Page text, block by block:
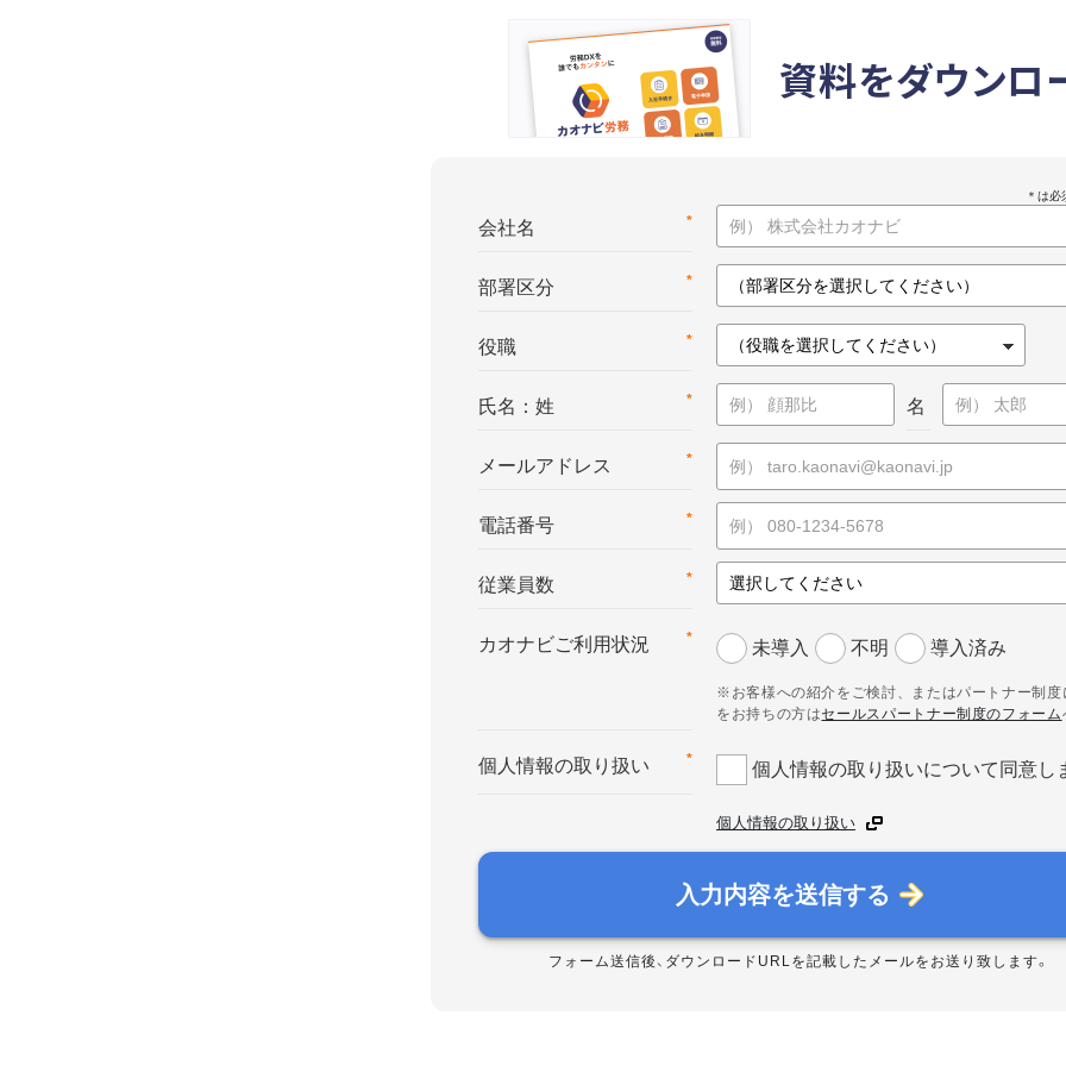
資料をダウンロ
*
会社名
*
部署区分
*
役職
*
氏名：姓 名
*
メールアドレス
*
電話番号
*
従業員数
*
カオナビご利用状況 未導入 不明 導入済み
※お客様への紹介をご検討、またはパートナー制度
をお持ちの方はセールスパートナー制度のフォーム
*
個人情報の取り扱い 個人情報の取り扱いについて同意し
個人情報の取り扱い
入力内容を送信する
フォーム送信後、ダウンロードURLを記載したメールをお送り致します。